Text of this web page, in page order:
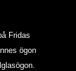
Fridas
ögon